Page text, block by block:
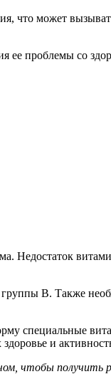
что может
ее проблемы со
Недостаток
B. Также
специальные
и
чтобы получить